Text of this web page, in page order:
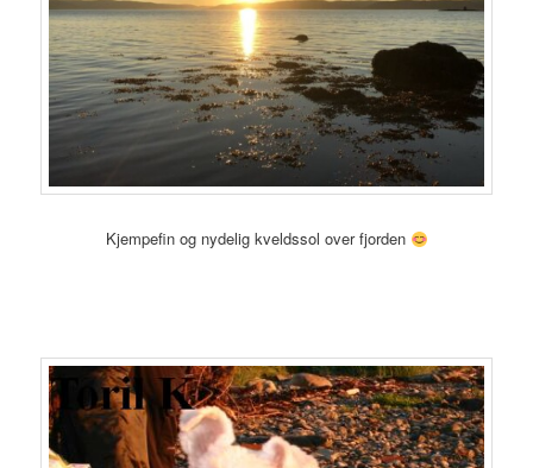
Kjempefin og nydelig kveldssol over fjorden